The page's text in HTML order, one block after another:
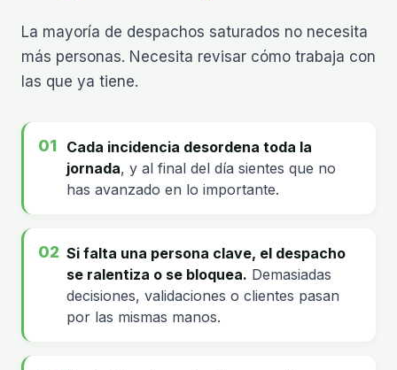
La mayoría de despachos saturados no necesita
más personas. Necesita revisar cómo trabaja con
las que ya tiene.
Cada incidencia desordena toda la
jornada, y al final del día sientes que no
has avanzado en lo importante.
Si falta una persona clave, el despacho
se ralentiza o se bloquea. Demasiadas
decisiones, validaciones o clientes pasan
por las mismas manos.